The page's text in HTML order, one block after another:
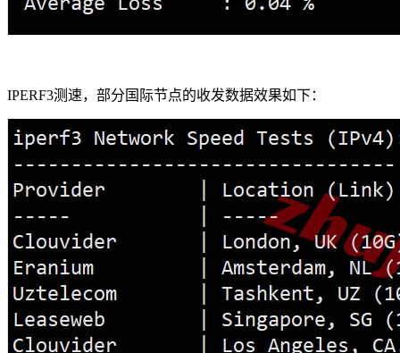
IPERF3测速，部分国际节点的收发数据效果如下：